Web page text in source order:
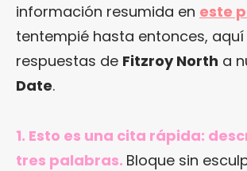
información resumida en este
tentempié hasta entonces,
respuestas de Fitzroy North a
Date.
1. Esto es una cita rápida:
tres palabras. Bloque sin